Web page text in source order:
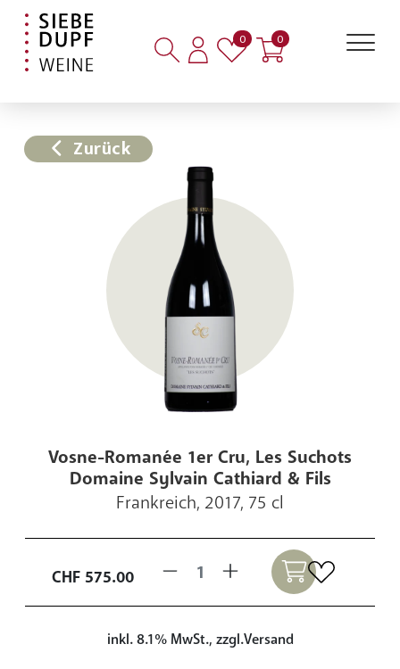
0Artikel auf der Merkliste
0Artikel im Warenkorb
Zurück
Vosne-Romanée 1er Cru, Les Suchots
Domaine Sylvain Cathiard & Fils
Frankreich, 2017, 75 cl
CHF 575.00
inkl. 8.1% MwSt., zzgl.Versand